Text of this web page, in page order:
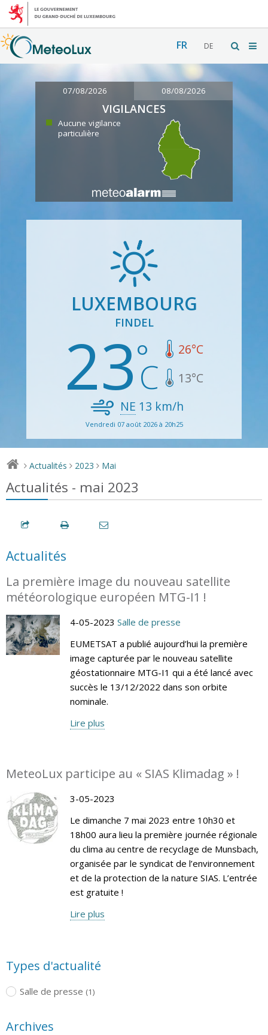
FR DE
07/08/2026 08/08/2026
VIGILANCES
Aucune vigilance
particulière
LUXEMBOURG
FINDEL
23 26°C
13°C
NE 13 km/h
Vendredi 07 août 2026 à 20h25
> Actualités > 2023 > Mai
Actualités - mai 2023
Actualités
La première image du nouveau satellite
météorologique européen MTG-I1 !
4-05-2023 Salle de presse
EUMETSAT a publié aujourd’hui la première
image capturée par le nouveau satellite
géostationnaire MTG-I1 qui a été lancé avec
succès le 13/12/2022 dans son orbite
nominale.
Lire plus
MeteoLux participe au « SIAS Klimadag » !
3-05-2023
Le dimanche 7 mai 2023 entre 10h30 et
18h00 aura lieu la première journée régionale
du clima au centre de recyclage de Munsbach,
organisée par le syndicat de l’environnement
et de la protection de la nature SIAS. L’entrée
est gratuite !
Lire plus
Types d'actualité
Salle de presse (1)
Archives